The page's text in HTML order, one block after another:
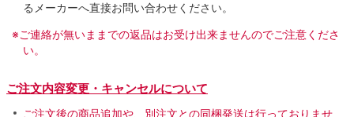
るメーカーへ直接お問い合わせください。
※ご連絡が無いままでの返品はお受け出来ませんのでご注意くださ
い。
ご注文内容変更・キャンセルについて
ご注文後の商品追加や、別注文との同梱発送は行っておりませ